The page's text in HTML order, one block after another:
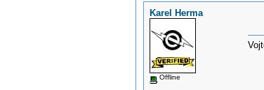
Karel Herma
Offline